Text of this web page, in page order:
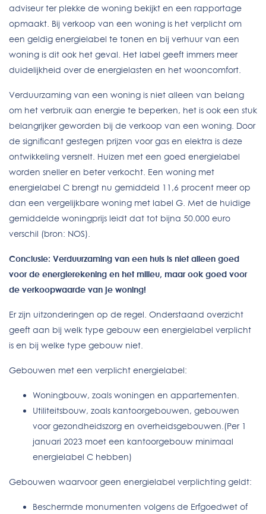
adviseur ter plekke de woning bekijkt en een rapportage
opmaakt. Bij verkoop van een woning is het verplicht om
een geldig energielabel te tonen en bij verhuur van een
woning is dit ook het geval. Het label geeft immers meer
duidelijkheid over de energielasten en het wooncomfort.
Verduurzaming van een woning is niet alleen van belang
om het verbruik aan energie te beperken, het is ook een stuk
belangrijker geworden bij de verkoop van een woning. Door
de significant gestegen prijzen voor gas en elektra is deze
ontwikkeling versnelt. Huizen met een goed energielabel
worden sneller en beter verkocht. Een woning met
energielabel C brengt nu gemiddeld 11,6 procent meer op
dan een vergelijkbare woning met label G. Met de huidige
gemiddelde woningprijs leidt dat tot bijna 50.000 euro
verschil (bron: NOS).
Conclusie: Verduurzaming van een huis is niet alleen goed
voor de energierekening en het milieu, maar ook goed voor
de verkoopwaarde van je woning!
Er zijn uitzonderingen op de regel. Onderstaand overzicht
geeft aan bij welk type gebouw een energielabel verplicht
is en bij welke type gebouw niet.
Gebouwen met een verplicht energielabel:
Woningbouw, zoals woningen en appartementen.
Utiliteitsbouw, zoals kantoorgebouwen, gebouwen
voor gezondheidszorg en overheidsgebouwen.(Per 1
januari 2023 moet een kantoorgebouw minimaal
energielabel C hebben)
Gebouwen waarvoor geen energielabel verplichting geldt:
Beschermde monumenten volgens de Erfgoedwet of